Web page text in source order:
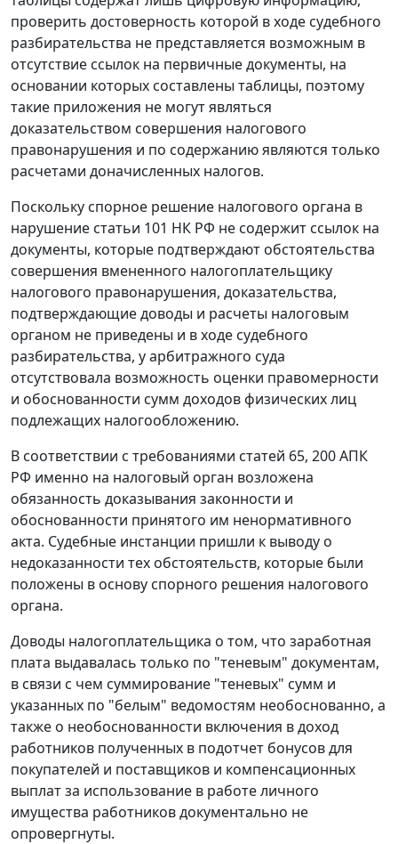
проверить достоверность которой в ходе судебного
разбирательства не представляется возможным в
отсутствие ссылок на первичные документы, на
основании которых составлены таблицы, поэтому
такие приложения не могут являться
доказательством совершения налогового
правонарушения и по содержанию являются только
расчетами доначисленных налогов.
Поскольку спорное решение налогового органа в
нарушение статьи 101 НК РФ не содержит ссылок на
документы, которые подтверждают обстоятельства
совершения вмененного налогоплательщику
налогового правонарушения, доказательства,
подтверждающие доводы и расчеты налоговым
органом не приведены и в ходе судебного
разбирательства, у арбитражного суда
отсутствовала возможность оценки правомерности
и обоснованности сумм доходов физических лиц
подлежащих налогообложению.
В соответствии с требованиями статей 65, 200АПК
РФ именно на налоговый орган возложена
обязанность доказывания законности и
обоснованности принятого им ненормативного
акта. Судебные инстанции пришли к выводу о
недоказанности тех обстоятельств, которые были
положены в основу спорного решения налогового
органа.
Доводы налогоплательщика о том, что заработная
плата выдавалась только по "теневым" документам,
в связи с чем суммирование "теневых" сумм и
указанных по "белым" ведомостям необоснованно, а
также о необоснованности включения в доход
работников полученных в подотчет бонусов для
покупателей и поставщиков и компенсационных
выплат за использование в работе личного
имущества работников документально не
опровергнуты.